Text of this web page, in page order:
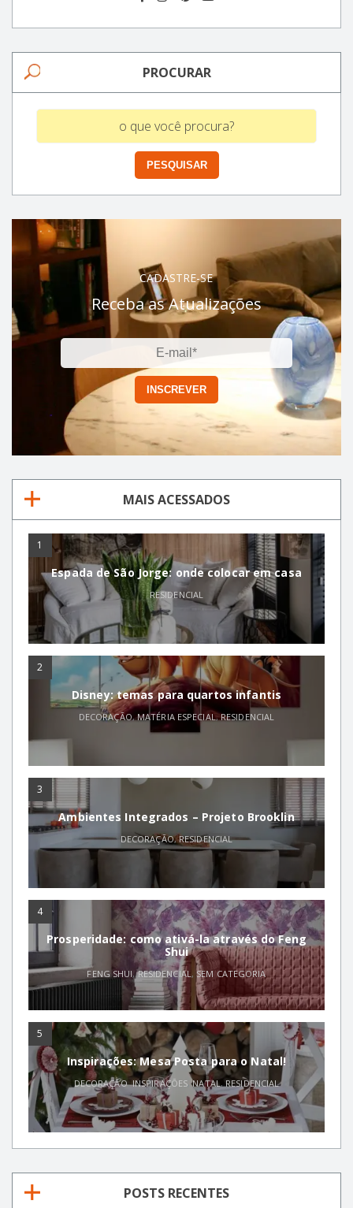
PROCURAR
CADASTRE-SE
Receba as Atualizações
MAIS ACESSADOS
1
Espada de São Jorge: onde colocar em casa
RESIDENCIAL
2
Disney: temas para quartos infantis
DECORAÇÃO,MATÉRIA ESPECIAL,RESIDENCIAL
3
Ambientes Integrados – Projeto Brooklin
DECORAÇÃO,RESIDENCIAL
4
Prosperidade: como ativá-la através do Feng
Shui
FENG SHUI,RESIDENCIAL,SEM CATEGORIA
5
Inspirações: Mesa Posta para o Natal!
DECORAÇÃO,INSPIRAÇÕES ,NATAL,RESIDENCIAL
POSTS RECENTES